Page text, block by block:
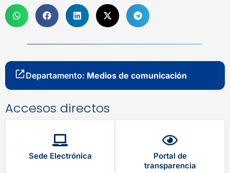
Departamento: Medios de comunicación
Accesos directos
Sede Electrónica
Portal de
transparencia